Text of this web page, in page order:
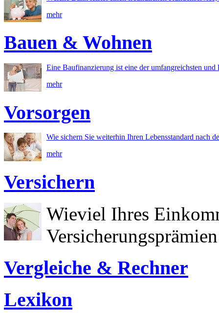
mehr
Bauen & Wohnen
Eine Baufinanzierung ist eine der umfangreichsten
mehr
Vorsorgen
Wie sichern Sie weiterhin Ihren Lebensstandard nach
mehr
Versichern
Wieviel Ihres
Vergleiche & Rechner
Lexikon